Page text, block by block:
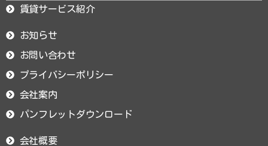
賃貸サービス紹介
お知らせ
お問い合わせ
プライバシーポリシー
会社案内
パンフレットダウンロード
会社概要